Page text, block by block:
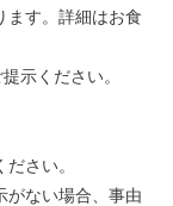
ます。詳細はお食
示ください。
さい。
がない場合、事由